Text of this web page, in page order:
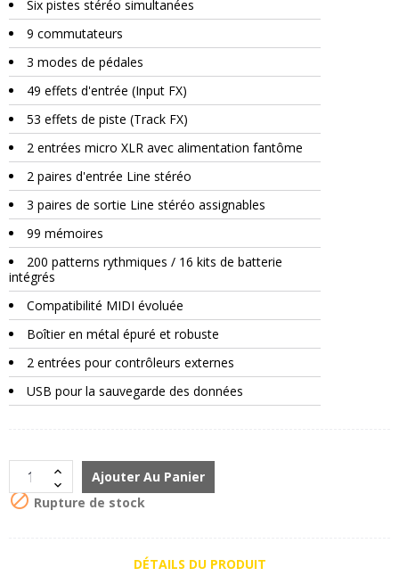
Six pistes stéréo simultanées
9 commutateurs
3 modes de pédales
49 effets d'entrée (Input FX)
53 effets de piste (Track FX)
2 entrées micro XLR avec alimentation fantôme
2 paires d'entrée Line stéréo
3 paires de sortie Line stéréo assignables
99 mémoires
200 patterns rythmiques / 16 kits de batterie
intégrés
Compatibilité MIDI évoluée
Boîtier en métal épuré et robuste
2 entrées pour contrôleurs externes
USB pour la sauvegarde des données
Ajouter Au Panier
 Rupture de stock
DÉTAILS DU PRODUIT